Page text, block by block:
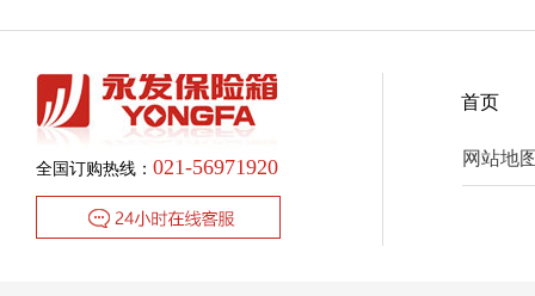
全国订购热线： 021-56971920
首页
网站地